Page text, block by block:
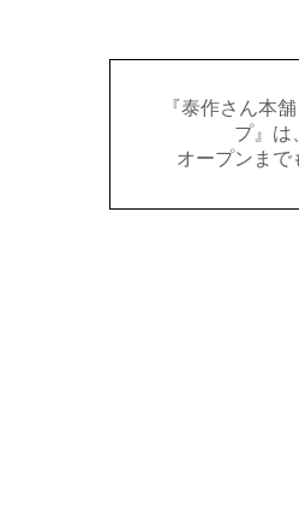
『泰作さん本
プ』は
オープンまで